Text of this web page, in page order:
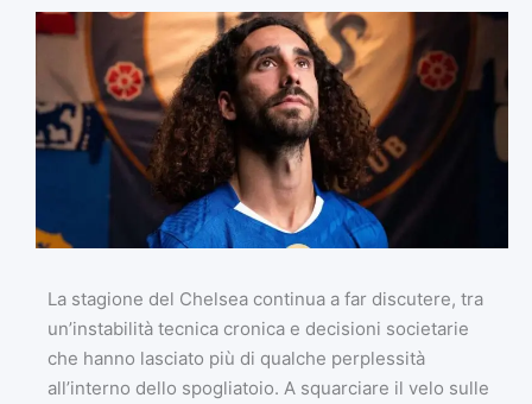
La stagione del Chelsea continua a far discutere, tra
un’instabilità tecnica cronica e decisioni societarie
che hanno lasciato più di qualche perplessità
all’interno dello spogliatoio. A squarciare il velo sulle